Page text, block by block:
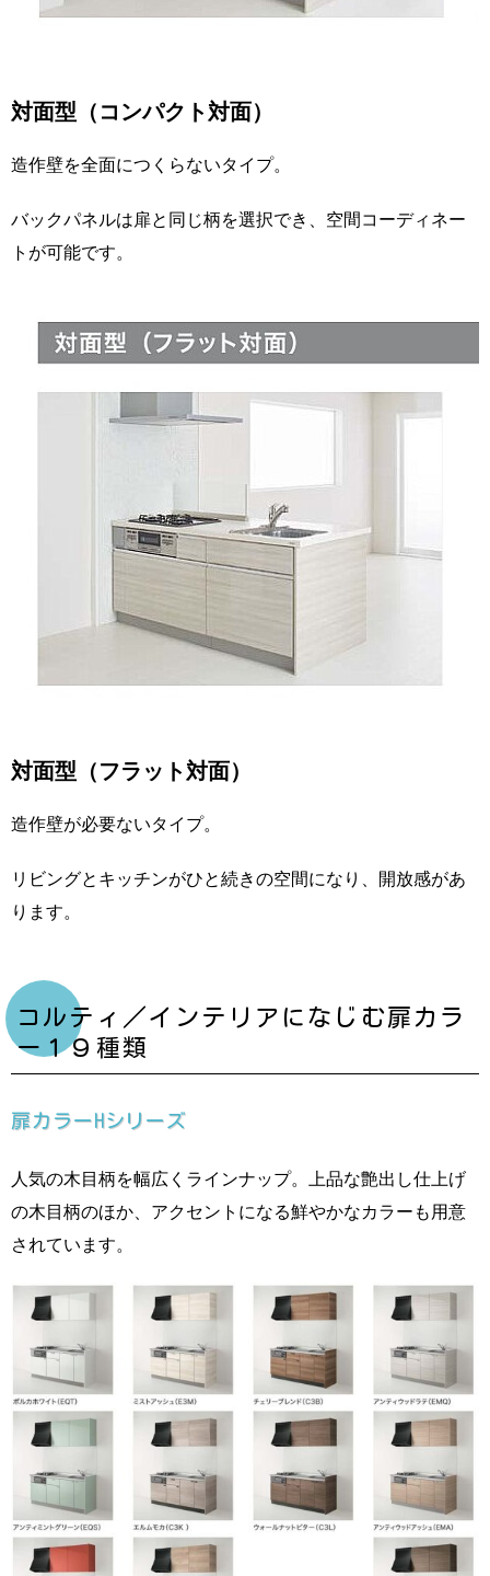
対面型（コンパクト対面）
造作壁を全面につくらないタイプ。
バックパネルは扉と同じ柄を選択でき、空間コーディネー
トが可能です。
対面型（フラット対面）
造作壁が必要ないタイプ。
リビングとキッチンがひと続きの空間になり、開放感があ
ります。
コルティ／インテリアになじむ扉カラ
ー１９種類
扉カラーHシリーズ
人気の木目柄を幅広くラインナップ。上品な艶出し仕上げ
の木目柄のほか、アクセントになる鮮やかなカラーも用意
されています。